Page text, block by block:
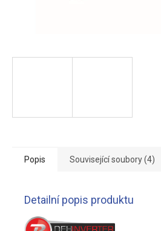
Popis Související soubory (4)
Detailní popis produktu